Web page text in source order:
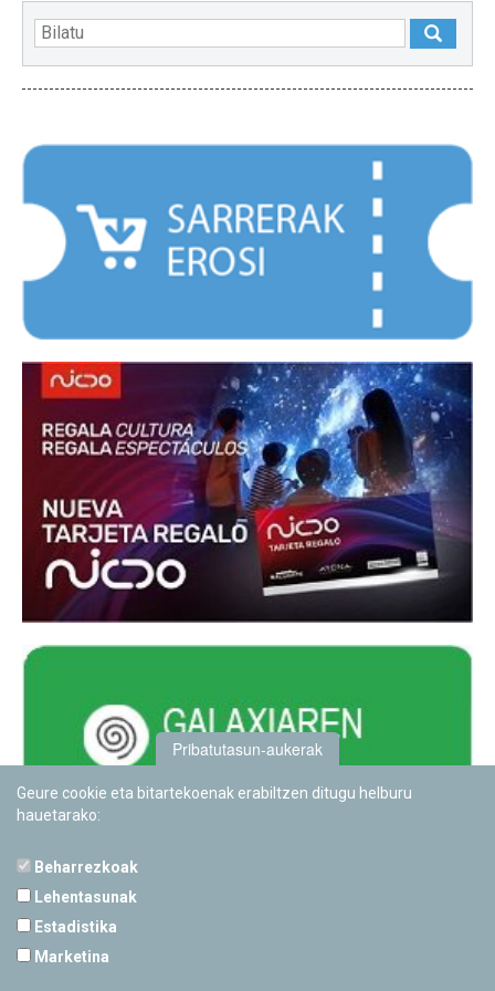
Pribatutasun-aukerak
Geure cookie eta bitartekoenak erabiltzen ditugu helburu
hauetarako:
Beharrezkoak
Lehentasunak
Estadistika
Marketina